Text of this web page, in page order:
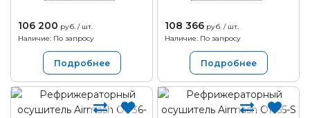
106 200 руб. / шт.
Наличие: По запросу
Подробнее
108 366 руб. / шт.
Наличие: По запросу
Подробнее